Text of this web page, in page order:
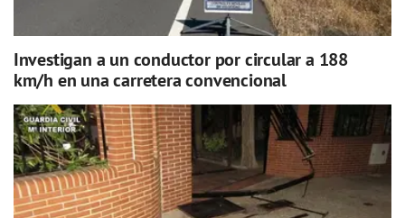
Investigan a un conductor por circular a 188
km/h en una carretera convencional